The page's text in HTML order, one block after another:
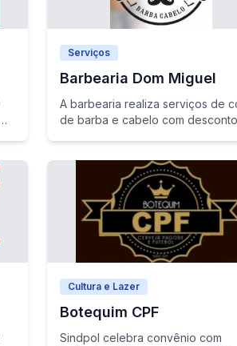
Serviços
Barbearia Dom Miguel
A barbearia realiza serviços de
de barba e cabelo com desconto
Cultura e Lazer
Botequim CPF
Sindpol celebra convênio com